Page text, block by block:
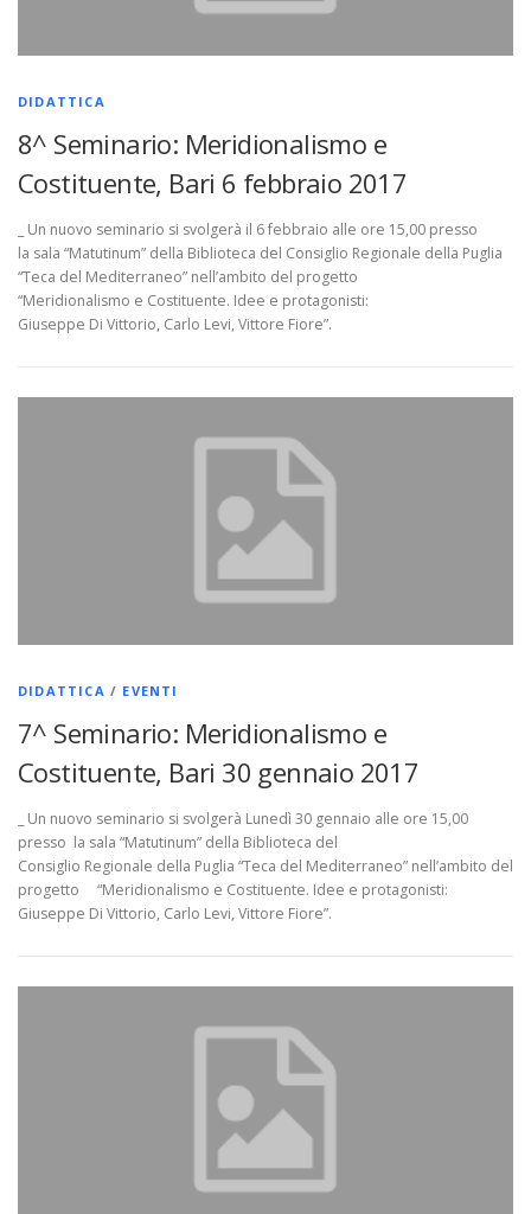
DIDATTICA
8^ Seminario: Meridionalismo e
Costituente, Bari 6 febbraio 2017
_ Un nuovo seminario si svolgerà il 6 febbraio alle ore 15,00 presso
la sala “Matutinum” della Biblioteca del Consiglio Regionale della Puglia
“Teca del Mediterraneo” nell’ambito del progetto
“Meridionalismo e Costituente. Idee e protagonisti:
Giuseppe Di Vittorio, Carlo Levi, Vittore Fiore”.
DIDATTICA / EVENTI
7^ Seminario: Meridionalismo e
Costituente, Bari 30 gennaio 2017
_ Un nuovo seminario si svolgerà Lunedì 30 gennaio alle ore 15,00
presso la sala “Matutinum” della Biblioteca del
Consiglio Regionale della Puglia “Teca del Mediterraneo” nell’ambito del
progetto “Meridionalismo e Costituente. Idee e protagonisti:
Giuseppe Di Vittorio, Carlo Levi, Vittore Fiore”.